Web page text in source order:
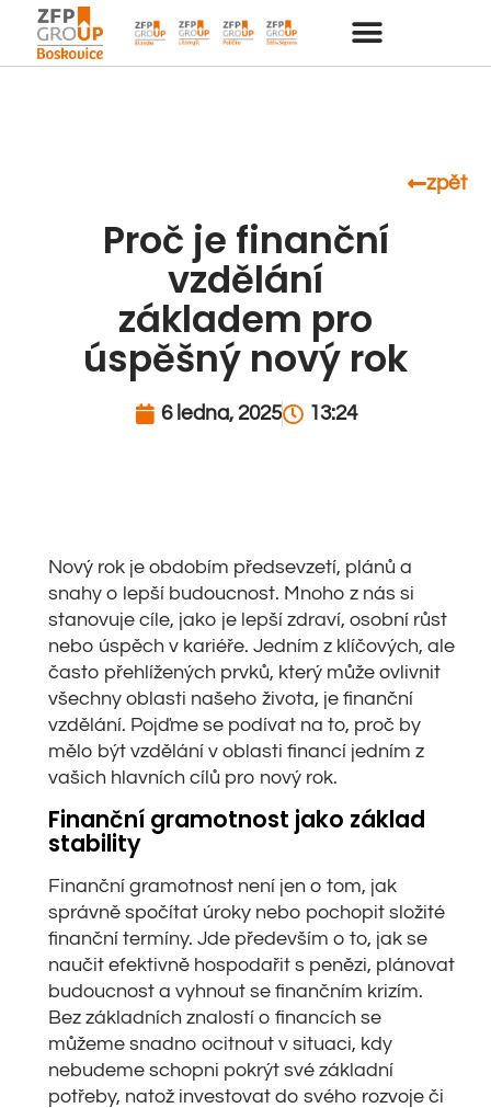
zpět
Proč je finanční
vzdělání
základem pro
úspěšný nový rok
6 ledna, 2025 13:24
Nový rok je obdobím předsevzetí, plánů a
snahy o lepší budoucnost. Mnoho z nás si
stanovuje cíle, jako je lepší zdraví, osobní růst
nebo úspěch v kariéře. Jedním z klíčových, ale
často přehlížených prvků, který může ovlivnit
všechny oblasti našeho života, je finanční
vzdělání. Pojďme se podívat na to, proč by
mělo být vzdělání v oblasti financí jedním z
vašich hlavních cílů pro nový rok.
Finanční gramotnost jako základ
stability
Finanční gramotnost není jen o tom, jak
správně spočítat úroky nebo pochopit složité
finanční termíny. Jde především o to, jak se
naučit efektivně hospodařit s penězi, plánovat
budoucnost a vyhnout se finančním krizím.
Bez základních znalostí o financích se
můžeme snadno ocitnout v situaci, kdy
nebudeme schopni pokrýt své základní
potřeby, natož investovat do svého rozvoje či